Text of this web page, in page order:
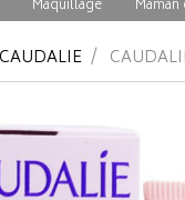
Maquillage
CAUDALIE